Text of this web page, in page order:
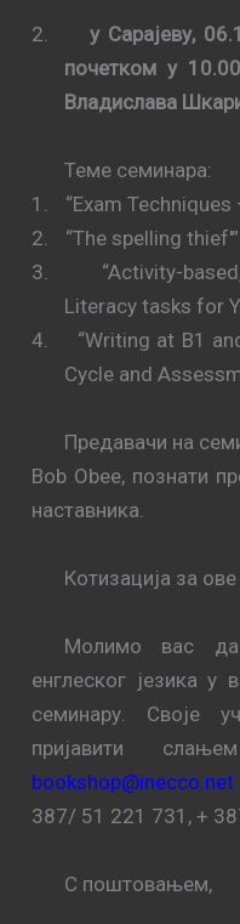
2.
у Сарајеву,
почетком у
Владислава
Теме семинара:
1.
“Еxаm
2.
“The spelling thief'”
3.
“Activity-
Literacy tasks for
4.
“Writing at B1
Cycle and
Предавачи на
Bob Obee, познати
наставника.
Котизација за
Молимо вас да
енглеског језика у
семинару. Своје
пријавити
bookshop@inecco.net
387/ 51 221 731, +
С поштовањем,